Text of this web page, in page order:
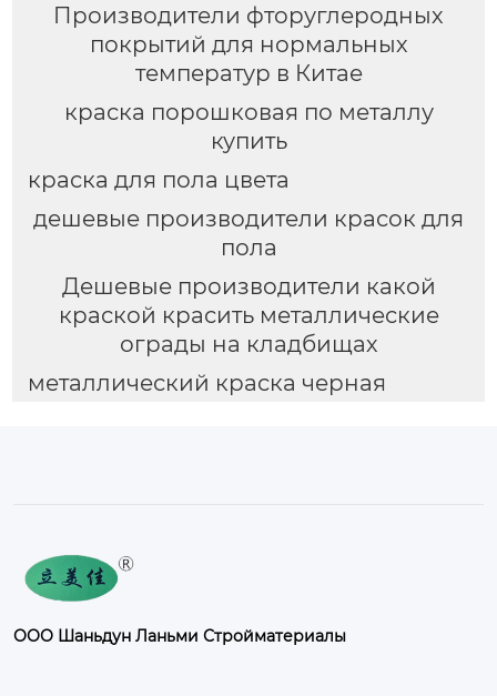
Производители фторуглеродных
покрытий для нормальных
температур в Китае
краска порошковая по металлу
купить
краска для пола цвета
дешевые производители красок для
пола
Дешевые производители какой
краской красить металлические
ограды на кладбищах
металлический краска черная
ООО Шаньдун Ланьми Стройматериалы